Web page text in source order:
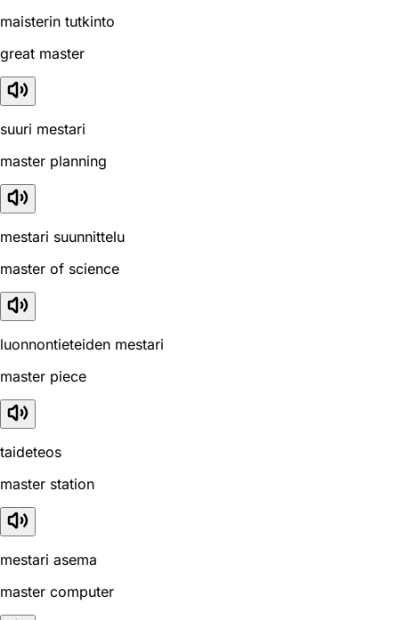
maisterin tutkinto
great master
suuri mestari
master planning
mestari suunnittelu
master of science
luonnontieteiden mestari
master piece
taideteos
master station
mestari asema
master computer